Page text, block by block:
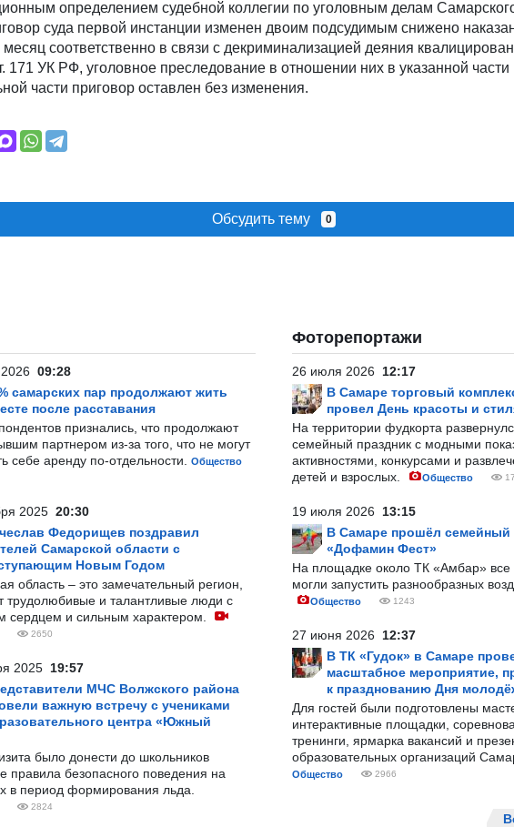
определением судебной коллегии по уголовным делам
суда первой инстанции изменен двоим подсудимым снижено
соответственно в связи с декриминализацией деяния
171 УК РФ, уголовное преследование в отношении них в указанной
части приговор оставлен без изменения.
Обсудить тему 0
09:28
самарских пар продолжают жить
после расставания
признались, что продолжают
партнером из-за того, что не могут
себе аренду по-отдельности.
Общество
2025 20:30
Федорищев поздравил
Самарской области с
Новым Годом
область – это замечательный регион,
трудолюбивые и талантливые люди с
сердцем и сильным характером.
2650
2025 19:57
МЧС Волжского района
важную встречу с учениками
центра «Южный
было донести до школьников
правила безопасного поведения на
в период формирования льда.
2824
Фоторепортажи
26 июля 2026 12:17
В Самаре торговый
провел День красоты и
На территории фудкорта
семейный праздник с модными
активностями, конкурсами и
детей и взрослых.
Общество
19 июля 2026 13:15
В Самаре прошёл семейный
«Дофамин Фест»
На площадке около ТК «Амбар»
могли запустить разнообразных
Общество 1243
27 июня 2026 12:37
В ТК «Гудок» в Самаре
масштабное мероприятие,
к празднованию Дня
Для гостей были подготовлены
интерактивные площадки,
тренинги, ярмарка вакансий и
образовательных организаций
Общество 2966